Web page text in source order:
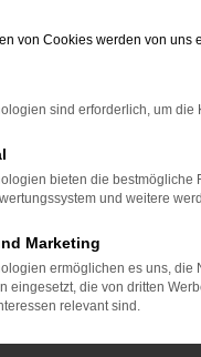
Einstellungen
von Cookies werden von uns
sind erforderlich, um
bieten die bestmögliche
und weitere
Marketing
ermöglichen es uns,
eingesetzt, die von dritten
relevant sind.